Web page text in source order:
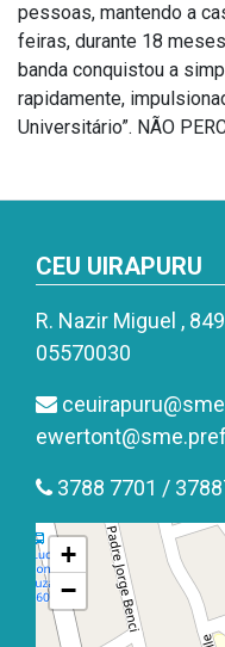
pessoas, mantendo a
feiras, durante 18
banda conquistou a
rapidamente,
Universitário”. NÃO
CEU UIRAPURU
R. Nazir Miguel ,
05570030
3788 7701 /
+
−